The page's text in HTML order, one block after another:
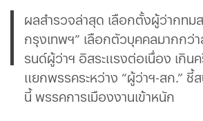
ผลสำรวจล่าสุด เลือกตั้งผู้ว่ากทม
กรุงเทพฯ” เลือกตัวบุคคลมากกว่
รนด์ผู้ว่าฯ อิสระแรงต่อเนื่อง เกิน
แยกพรรคระหว่าง “ผู้ว่าฯ-สก.” ชี้
นี้ พรรคการเมืองงานเข้าหนัก